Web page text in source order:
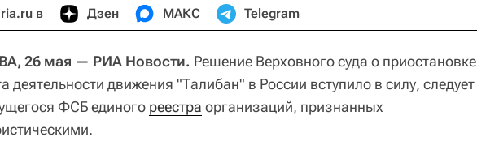
в Дзен МАКС Telegram
26 мая — РИА Новости. Решение Верховного суда о приостановке
деятельности движения "Талибан" в России вступило в силу, следует
ФСБ единого реестра организаций, признанных